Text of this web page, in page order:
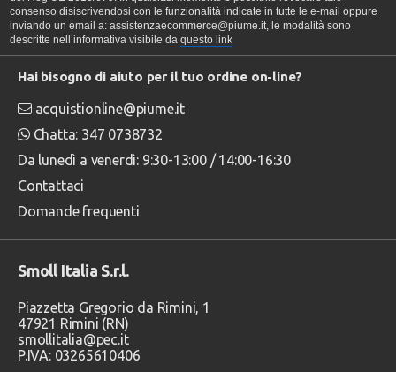
consenso disiscrivendosi con le funzionalità indicate in tutte le e-mail oppure
inviando un email a: assistenzaecommerce@piume.it, le modalità sono
descritte nell’informativa visibile da questo link
Hai bisogno di aiuto per il tuo ordine on-line?
acquistionline@piume.it
Chatta: 347 0738732
Da lunedì a venerdì: 9:30-13:00 / 14:00-16:30
Contattaci
Domande frequenti
Smoll Italia S.r.l.
Piazzetta Gregorio da Rimini, 1
47921 Rimini (RN)
smollitalia@pec.it
P.IVA: 03265610406